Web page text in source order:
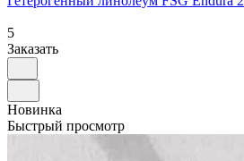
5
Заказать
Новинка
Быстрый просмотр